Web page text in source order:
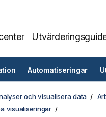
Automatiseringar
och visualisera data
visualiseringar